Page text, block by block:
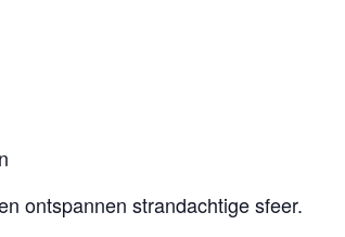
ontspannen strandachtige sfeer.